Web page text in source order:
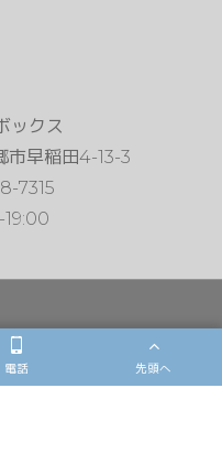
ックス
市早稲田4-13-3
7315
電話 先頭へ